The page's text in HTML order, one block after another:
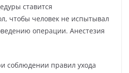
ставится
чтобы человек не испытывал
операции. Анестезия
соблюдении правил ухода